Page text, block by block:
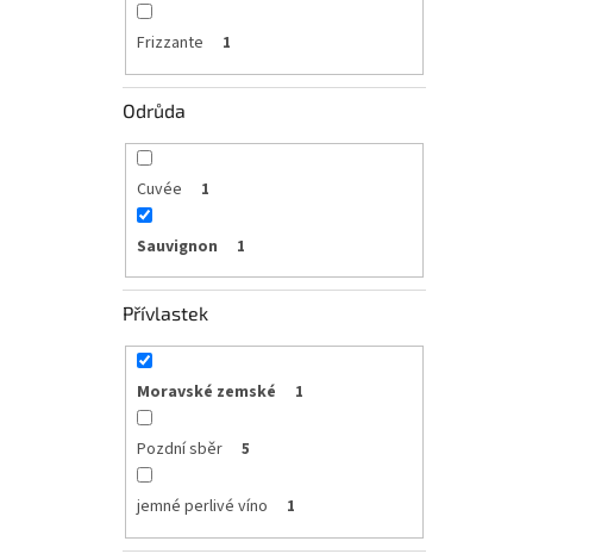
Frizzante 1
Odrůda
Cuvée 1
Sauvignon 1
Přívlastek
Moravské zemské 1
Pozdní sběr 5
jemné perlivé víno 1